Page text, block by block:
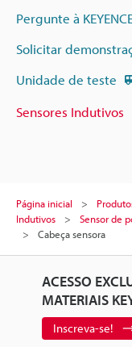
Pergunte à
Solicitar
Unidade de teste
Sensores Indutivos
Página inicial
Indutivos
Sensor de
Cabeça sensora
ACESSO
MATERIAIS
Inscreva-se!